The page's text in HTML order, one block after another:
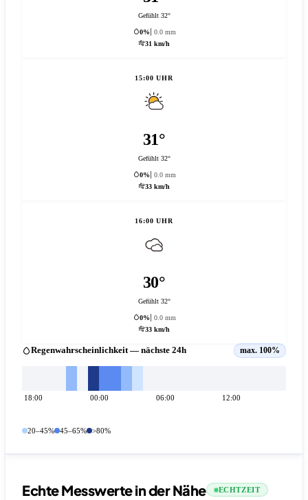
Gefühlt 32°
0%
0.0 mm
31 km/h
15:00 UHR
31°
Gefühlt 32°
0%
0.0 mm
33 km/h
16:00 UHR
30°
Gefühlt 32°
0%
0.0 mm
33 km/h
Regenwahrscheinlichkeit — nächste 24h max. 100%
18:00 00:00 06:00 12:00
20–45% 45–65% >80%
Echte Messwerte in der Nähe ECHTZEIT